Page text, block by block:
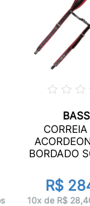
BORDADO
R$
10x de R$